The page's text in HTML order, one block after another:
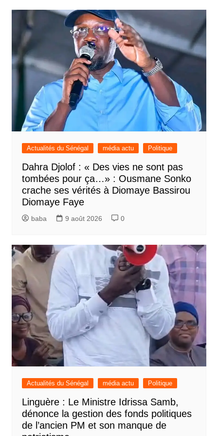
Actualités du Sénégal média actu Politique
Dahra Djolof : « Des vies ne sont pas
tombées pour ça…» : Ousmane Sonko
crache ses vérités à Diomaye Bassirou
Diomaye Faye
baba 9 août 2026 0
Actualités du Sénégal média actu Politique
Linguère : Le Ministre Idrissa Samb,
dénonce la gestion des fonds politiques
de l’ancien PM et son manque de